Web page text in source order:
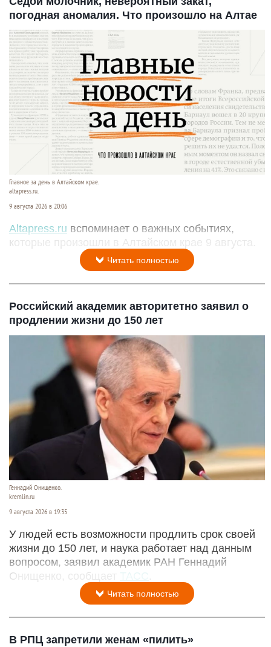
погодная аномалия. Что произошло на Алтае
Главное за день в Алтайском крае.
altapress.ru.
9 августа 2026 в 20:06
Altapress.ru вспоминает о важных событиях,
которые произошли в Алтайском крае 9 августа.
Читать полностью
Российский академик авторитетно заявил о
продлении жизни до 150 лет
Геннадий Онищенко.
kremlin.ru
9 августа 2026 в 19:35
У людей есть возможности продлить срок своей
жизни до 150 лет, и наука работает над данным
вопросом, заявил академик РАН Геннадий
Онищенко, сообщает ТАСС
Читать полностью
В РПЦ запретили женам «пилить»